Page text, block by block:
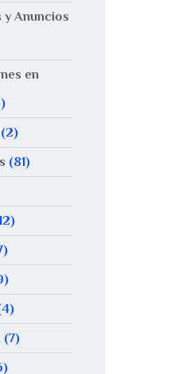
Anuncios
en
(2)
(81)
(7)